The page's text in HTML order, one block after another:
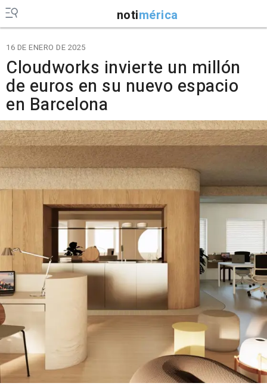
notimérica
16 DE ENERO DE 2025
Cloudworks invierte un millón
de euros en su nuevo espacio
en Barcelona